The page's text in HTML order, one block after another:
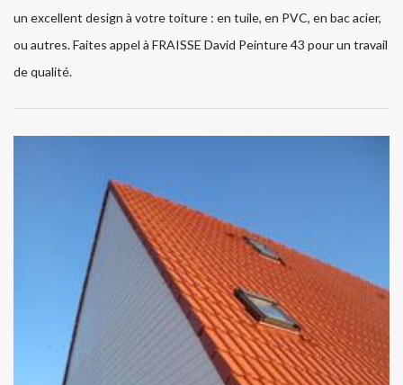
un excellent design à votre toiture : en tuile, en PVC, en bac acier,
ou autres. Faites appel à FRAISSE David Peinture 43 pour un travail
de qualité.